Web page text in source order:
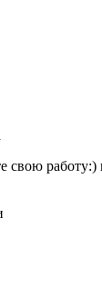
свою работу:)